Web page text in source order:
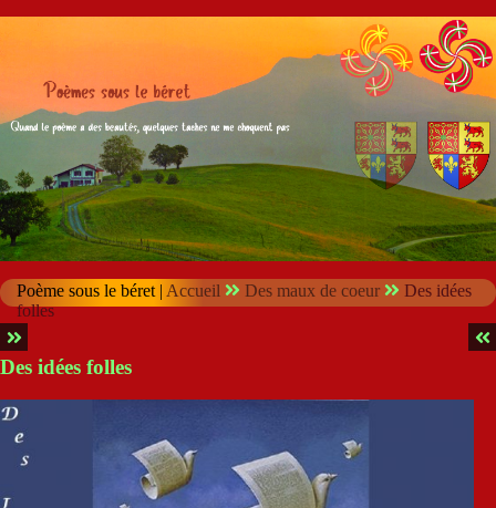
Poème sous le béret | Accueil Des maux de coeur
Des idées
folles
Des idées folles